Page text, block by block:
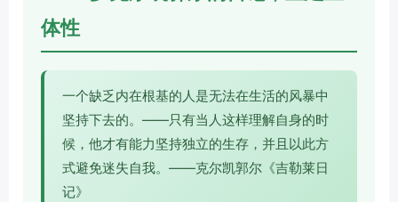
体性
一个缺乏内在根基的人是无法在生活的风暴中
坚持下去的。——只有当人这样理解自身的时
候，他才有能力坚持独立的生存，并且以此方
式避免迷失自我。——克尔凯郭尔《吉勒莱日
记》